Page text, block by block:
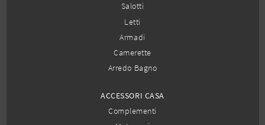
Salotti
Letti
Armadi
Camerette
Arredo Bagno
ACCESSORI CASA
Complementi